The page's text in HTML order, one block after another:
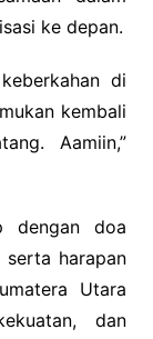
ke depan.
di
kembali
Aamiin,”
dengan doa
serta harapan
Utara
dan